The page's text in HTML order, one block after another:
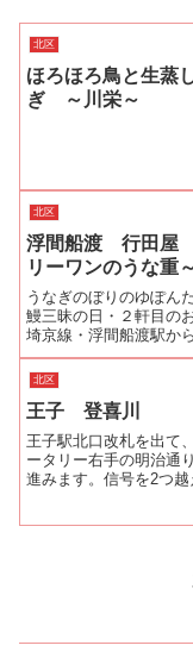
北区
ほろほろ鳥と生蒸
ぎ ～川栄～
北区
浮間船渡 行田屋
リーワンのうな重
うなぎのぼりのゆぽん
鰻三昧の日・２軒目の
埼京線・浮間船渡駅から
分ほどのところにある
屋』さん。『行田屋』
食べログ・うなぎレビュ
No.1をほこるゆぽんた
ご自身の「うなぎのぼ
グ」で投稿日付が...
北区
王子 登喜川
王子駅北口改札を出て
ータリー右手の明治通
進みます。信号を2つ越
す。そこが登喜川です